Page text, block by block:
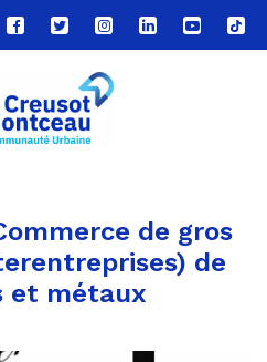
Lien
vers
compte
Facebook
Lien
vers
compte
Twitter
Lien
vers
le
compte
Lien
vers
Lien
vers
Lien
vers
de gros
de
et métaux